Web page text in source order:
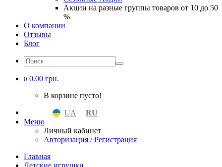
Акции на разные группы товаров от 10 до 50
%
О компании
Отзывы
Блог
0 0.00 грн.
В корзине пусто!
UA | RU
Меню
Личный кабинет
Авторизация / Регистрация
Главная